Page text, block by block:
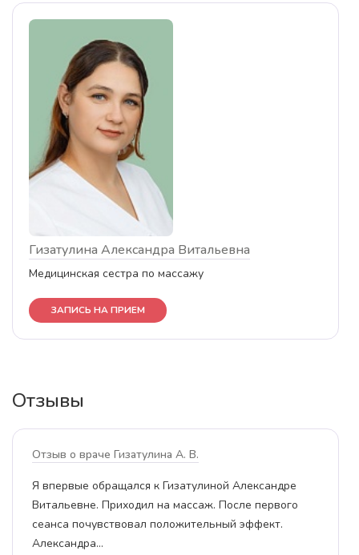
Гизатулина Александра Витальевна
Медицинская сестра по массажу
ЗАПИСЬ НА ПРИЕМ
Отзывы
отзыв о враче Гизатулина А. В.
Я впервые обращался к Гизатулиной Александре
Витальевне. Приходил на массаж. После первого
сеанса почувствовал положительный эффект.
Александра…